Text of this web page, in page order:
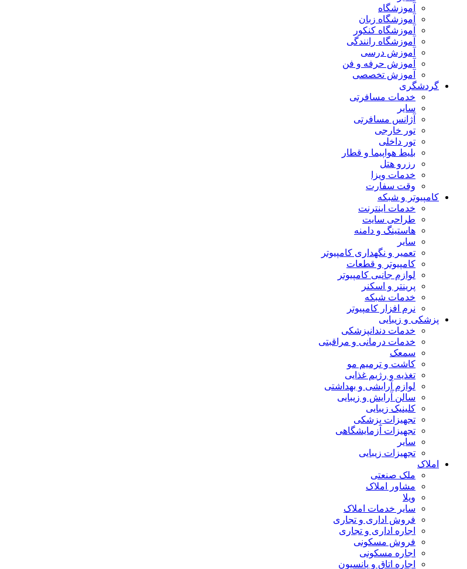
آموزشگاه
آموزشگاه زبان
آموزشگاه کنکور
آموزشگاه رانندگی
آموزش درسی
آموزش حرفه و فن
آموزش تخصصی
گردشگری
خدمات مسافرتی
سایر
آژانس مسافرتی
تور خارجی
تور داخلی
بلیط هواپیما و قطار
رزرو هتل
خدمات ویزا
وقت سفارت
کامپیوتر و شبکه
خدمات اینترنت
طراحی سایت
هاستینگ و دامنه
سایر
تعمیر و نگهداری کامپیوتر
کامپیوتر و قطعات
لوازم جانبی کامپیوتر
پرینتر و اسکنر
خدمات شبکه
نرم افزار کامپیوتر
پزشکی و زیبایی
خدمات دندانپزشکی
خدمات درمانی و مراقبتی
سمعک
کاشت و ترمیم مو
تغذیه و رژیم غذایی
لوازم آرایشی و بهداشتی
سالن آرایش و زیبایی
کلینیک زیبایی
تجهیزات پزشکی
تجهیزات آزمایشگاهی
سایر
تجهیزات زیبایی
املاک
ملک صنعتی
مشاور املاک
ویلا
سایر خدمات املاک
فروش اداری و تجاری
اجاره اداری و تجاری
فروش مسکونی
اجاره مسکونی
اجاره اتاق و پانسیون